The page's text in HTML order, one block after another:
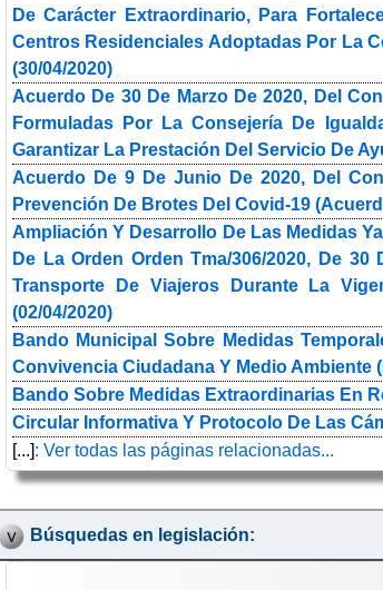
De Carácter Extraordinario, Para
Centros Residenciales Adoptadas Por La
(30/04/2020)
Acuerdo De 30 De Marzo De 2020, Del
Formuladas Por La Consejería De
Garantizar La Prestación Del Servicio De
Acuerdo De 9 De Junio De 2020, Del
Prevención De Brotes Del Covid-19
Ampliación Y Desarrollo De Las Medidas
De La Orden Orden Tma/306/2020, De
Transporte De Viajeros Durante La
(02/04/2020)
Bando Municipal Sobre Medidas
Convivencia Ciudadana Y Medio Ambiente
Bando Sobre Medidas Extraordinarias En
Circular Informativa Y Protocolo De Las
[...]: Ver todas las páginas relacionadas...
Búsquedas en legislación: